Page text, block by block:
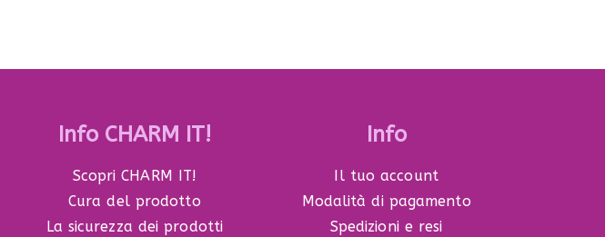
Info CHARM IT!
Scopri CHARM IT!
Cura del prodotto
La sicurezza dei prodotti
Info
Il tuo account
Modalità di pagamento
Spedizioni e resi